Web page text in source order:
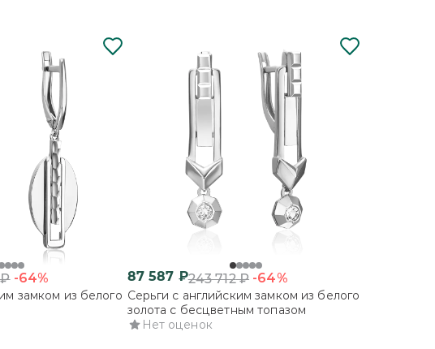
-64%
замком из белого
87 587 ₽243 712₽ -64%
Серьги с английским замком из белого
золота с бесцветным топазом
Нет оценок